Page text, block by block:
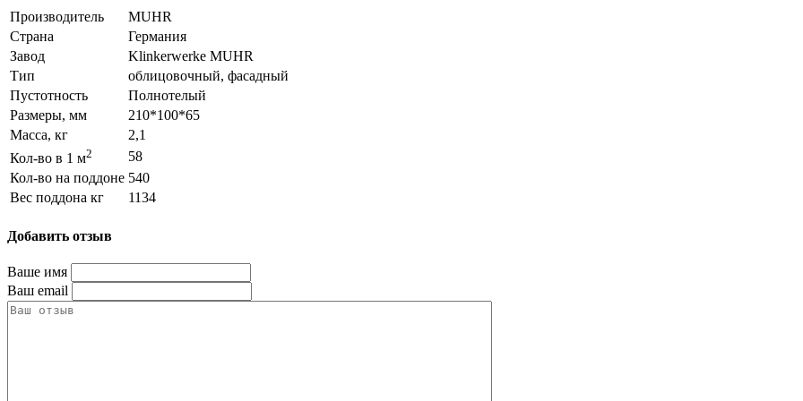
Производитель
MUHR
Страна
Германия
Завод
Klinkerwerke MUHR
Тип
облицовочный, фасадный
Пустотность
Полнотелый
Размеры, мм
210*100*65
Масса, кг
2,1
Кол-во в 1 м2
58
Кол-во на поддоне 540
Вес поддона кг
1134
Добавить отзыв
Ваше имя
Ваш email